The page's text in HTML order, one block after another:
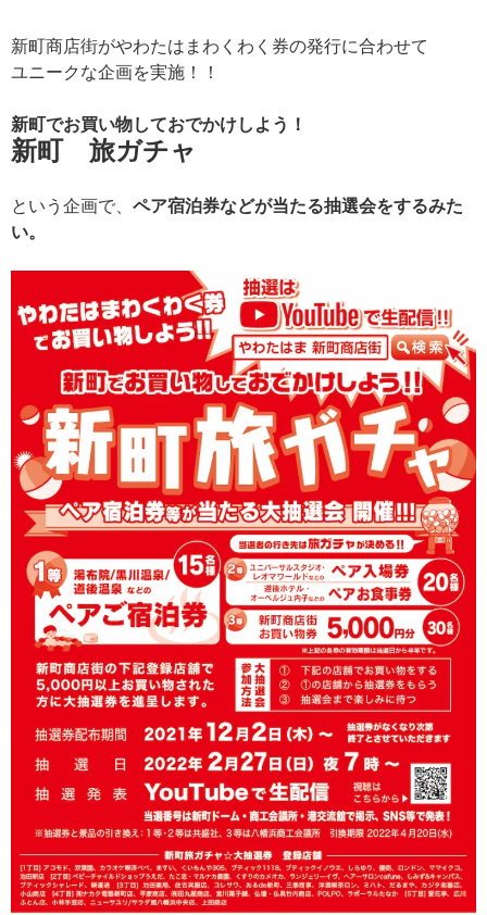
新町商店街がやわたはまわくわく券の発行に合わせて
ユニークな企画を実施！！
新町でお買い物しておでかけしよう！
新町 旅ガチャ
という企画で、 ペア宿泊券などが当たる抽選会をするみた
い。